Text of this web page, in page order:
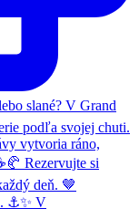
⚓✨ V